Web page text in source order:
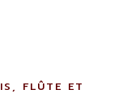
FLÛTE ET